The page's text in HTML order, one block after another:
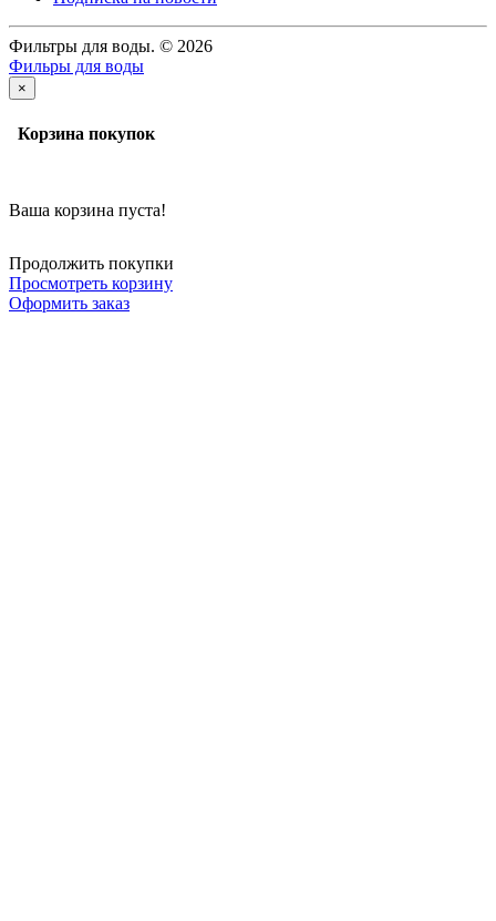
Фильтры для воды. © 2026
Фильры для воды
×
Корзина покупок
Ваша корзина пуста!
Продолжить покупки
Просмотреть корзину
Оформить заказ